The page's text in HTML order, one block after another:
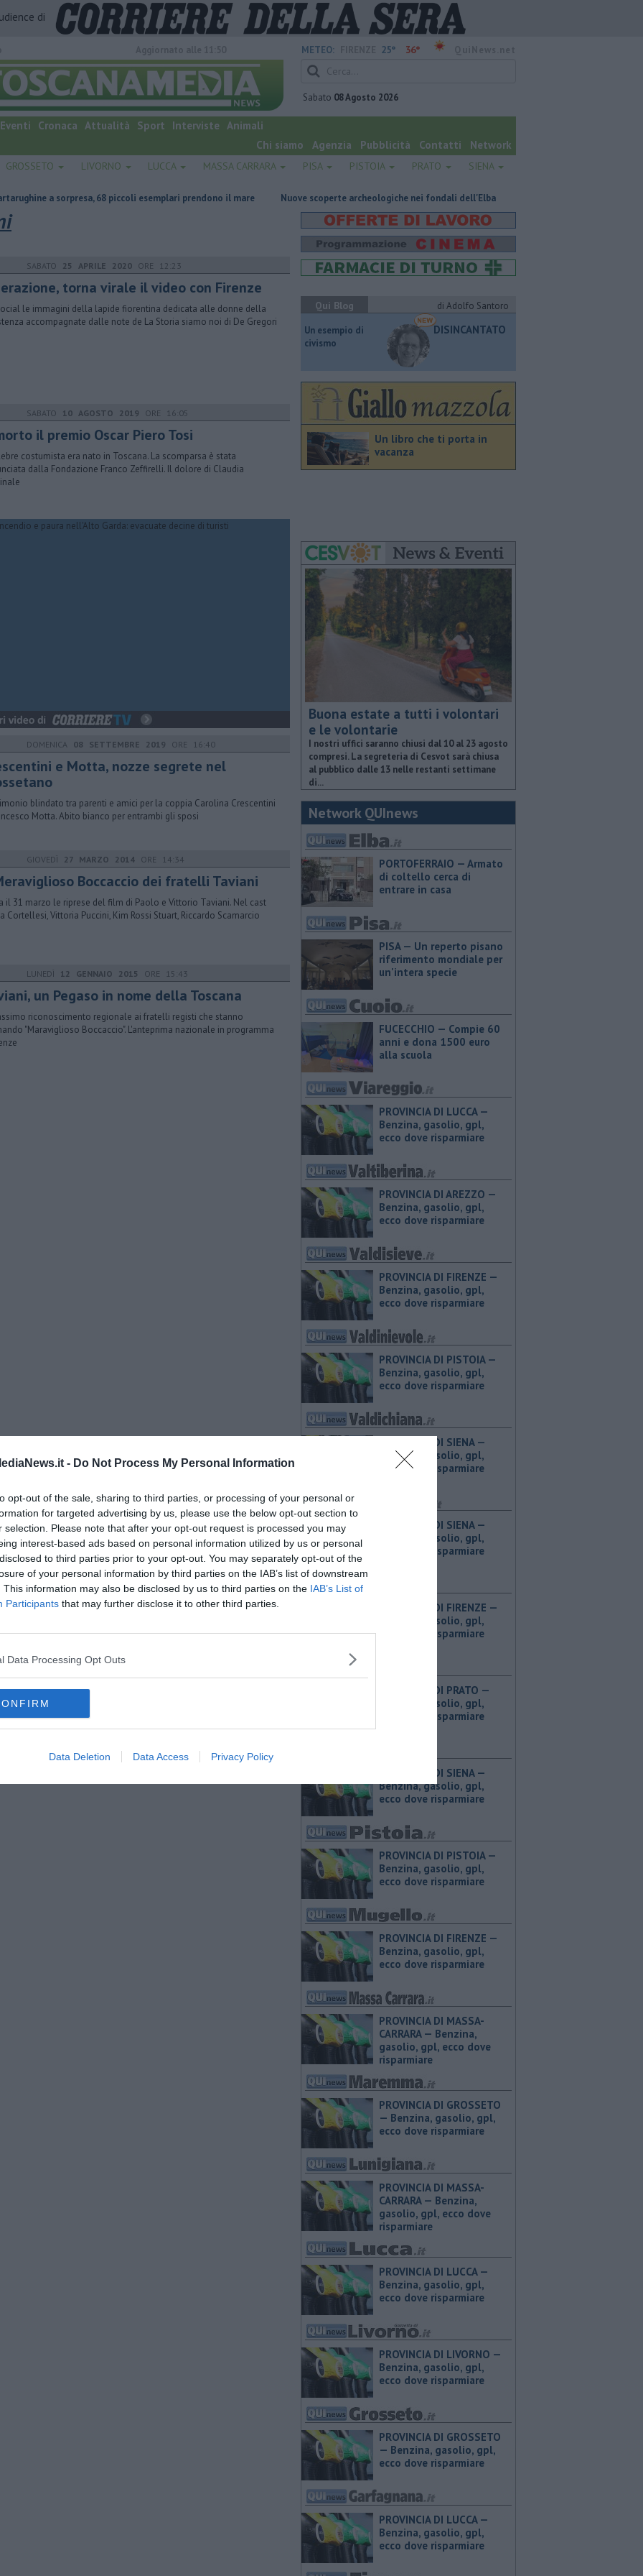
- Do Not Process My Personal Information
opt-out of the sale, sharing to third parties, or processing of your personal or
for targeted advertising by us, please use the below opt-out section to
selection. Please note that after your opt-out request is processed you may
interest-based ads based on personal information utilized by us or personal
to third parties prior to your opt-out. You may separately opt-out of the
of your personal information by third parties on the IAB’s list of downstream
This information may also be disclosed by us to third parties on the IAB’s List of
Participants that may further disclose it to other third parties.
Data Processing Opt Outs
Data Deletion Data Access Privacy Policy
di
METEO: 25° 36°
Sabato 08 Agosto 2026
Eventi Cronaca Attualità Sport Interviste Animali
Chi siamo
Agenzia Pubblicità Contatti Network
GROSSETO LIVORNO LUCCA MASSA CARRARA PISA PISTOIA PRATO SIENA
68 piccoli esemplari prendono il mare Nuove scoperte archeologiche nei fondali dell'Elba Pick-up precipita per 70 metri, due feriti
SABATO 25 APRILE 2020ORE 12:23
torna virale il video con Firenze
le immagini della lapide fiorentina dedicata alle donne della
accompagnate dalle note de La Storia siamo noi di De Gregori
SABATO 10 AGOSTO 2019 ORE 16:05
il premio Oscar Piero Tosi
costumista era nato in Toscana. La scomparsa è stata
dalla Fondazione Franco Zeffirelli. Il dolore di Claudia
DOMENICA 08 SETTEMBRE 2019 ORE 16:40
e Motta, nozze segrete nel
blindato tra parenti e amici per la coppia Carolina Crescentini
Motta. Abito bianco per entrambi gli sposi
GIOVEDÌ 27 MARZO 2014ORE 14:34
Boccaccio dei fratelli Taviani
il 31 marzo le riprese del film di Paolo e Vittorio Taviani. Nel cast
Cortellesi, Vittoria Puccini, Kim Rossi Stuart, Riccardo Scamarcio
LUNEDÌ 12 GENNAIO 2015 ORE 15:43
un Pegaso in nome della Toscana
riconoscimento regionale ai fratelli registi che stanno
"Maraviglioso Boccaccio". L'anteprima nazionale in programma
Qui Blog
di Adolfo Santoro
​Un esempio di
civismo
DISINCANTATO
Un libro che ti porta in
vacanza
Buona estate a tutti i volontari
e le volontarie
I nostri uffici saranno chiusi dal 10 al 23 agosto
compresi. La segreteria di Cesvot sarà chiusa
al pubblico dalle 13 nelle restanti settimane
di...
Network QUInews
PORTOFERRAIO — Armato
di coltello cerca di
entrare in casa
PISA — Un reperto pisano
riferimento mondiale per
un'intera specie
FUCECCHIO — Compie 60
anni e dona 1500 euro
alla scuola
PROVINCIA DI LUCCA — ​
Benzina, gasolio, gpl,
ecco dove risparmiare
PROVINCIA DI AREZZO — ​
Benzina, gasolio, gpl,
ecco dove risparmiare
PROVINCIA DI FIRENZE — ​
Benzina, gasolio, gpl,
ecco dove risparmiare
PROVINCIA DI PISTOIA — ​
Benzina, gasolio, gpl,
ecco dove risparmiare
PROVINCIA DI SIENA — ​
Benzina, gasolio, gpl,
ecco dove risparmiare
PROVINCIA DI SIENA — ​
Benzina, gasolio, gpl,
ecco dove risparmiare
PROVINCIA DI FIRENZE — ​
Benzina, gasolio, gpl,
ecco dove risparmiare
PROVINCIA DI PRATO — ​
Benzina, gasolio, gpl,
ecco dove risparmiare
PROVINCIA DI SIENA — ​
Benzina, gasolio, gpl,
ecco dove risparmiare
PROVINCIA DI PISTOIA — ​
Benzina, gasolio, gpl,
ecco dove risparmiare
PROVINCIA DI FIRENZE — ​
Benzina, gasolio, gpl,
ecco dove risparmiare
PROVINCIA DI MASSA-
CARRARA — ​Benzina,
gasolio, gpl, ecco dove
risparmiare
PROVINCIA DI GROSSETO
— ​Benzina, gasolio, gpl,
ecco dove risparmiare
PROVINCIA DI MASSA-
CARRARA — ​Benzina,
gasolio, gpl, ecco dove
risparmiare
PROVINCIA DI LUCCA — ​
Benzina, gasolio, gpl,
ecco dove risparmiare
PROVINCIA DI LIVORNO — ​
Benzina, gasolio, gpl,
ecco dove risparmiare
PROVINCIA DI GROSSETO
— ​Benzina, gasolio, gpl,
ecco dove risparmiare
PROVINCIA DI LUCCA — ​
Benzina, gasolio, gpl,
ecco dove risparmiare